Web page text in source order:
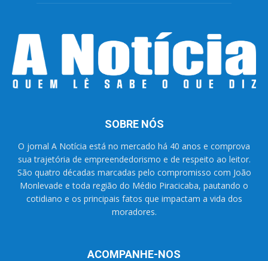
SOBRE NÓS
O jornal A Notícia está no mercado há 40 anos e comprova
sua trajetória de empreendedorismo e de respeito ao leitor.
São quatro décadas marcadas pelo compromisso com João
Monlevade e toda região do Médio Piracicaba, pautando o
cotidiano e os principais fatos que impactam a vida dos
moradores.
ACOMPANHE-NOS